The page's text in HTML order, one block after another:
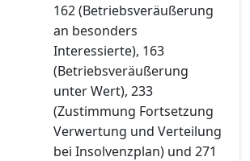
162 (Betriebsveräußerung
an besonders
Interessierte), 163
(Betriebsveräußerung
unter Wert), 233
(Zustimmung Fortsetzung
Verwertung und Verteilung
bei Insolvenzplan) und 271